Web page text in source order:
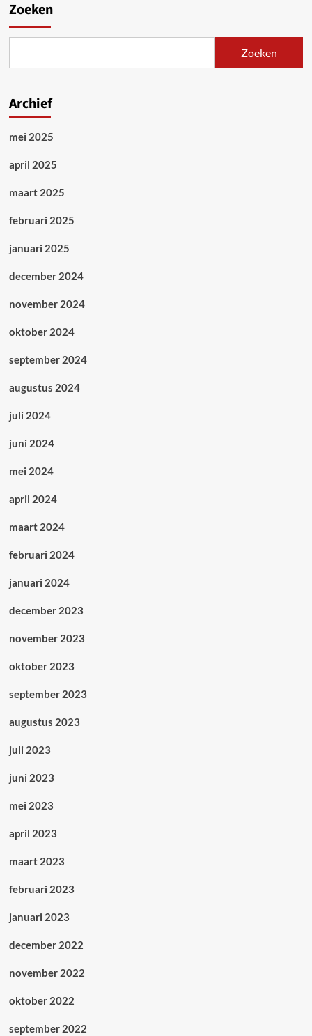
Zoeken
Zoeken
Archief
mei 2025
april 2025
maart 2025
februari 2025
januari 2025
december 2024
november 2024
oktober 2024
september 2024
augustus 2024
juli 2024
juni 2024
mei 2024
april 2024
maart 2024
februari 2024
januari 2024
december 2023
november 2023
oktober 2023
september 2023
augustus 2023
juli 2023
juni 2023
mei 2023
april 2023
maart 2023
februari 2023
januari 2023
december 2022
november 2022
oktober 2022
september 2022